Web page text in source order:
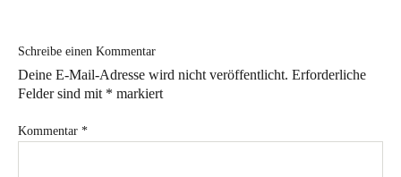
Vergangene Ausstellungen
Aktuelles
Schreibe einen Kommentar
Deine E-Mail-Adresse wird nicht veröffentlicht. Erforderliche
Felder sind mit * markiert
Kommentar *